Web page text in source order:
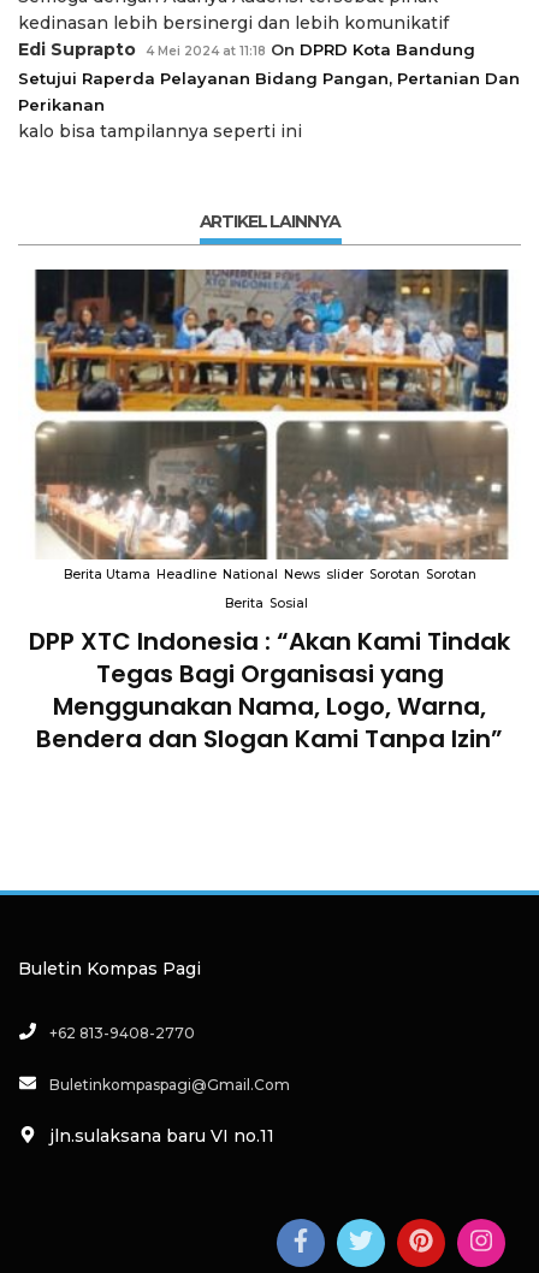
kedinasan lebih bersinergi dan lebih komunikatif
Edi Suprapto
4 Mei 2024 at 11:18 On DPRD Kota Bandung
Setujui Raperda Pelayanan Bidang Pangan, Pertanian Dan
Perikanan
kalo bisa tampilannya seperti ini
ARTIKEL LAINNYA
Berita Utama Headline National News slider Sorotan Sorotan
Berita Sosial
DPP XTC Indonesia : “Akan Kami Tindak
Tegas Bagi Organisasi yang
Menggunakan Nama, Logo, Warna,
Bendera dan Slogan Kami Tanpa Izin”
Buletin Kompas Pagi
+62 813-9408-2770
Buletinkompaspagi@gmail.com
jln.sulaksana baru VI no.11